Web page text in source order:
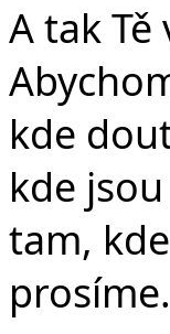
A tak
kde
kde
tam,
prosíme.